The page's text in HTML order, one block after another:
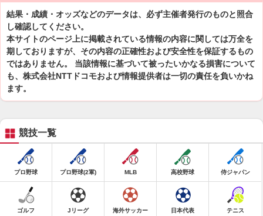
結果・成績・オッズなどのデータは、必ず主催者発行のものと照合
し確認してください。
本サイトのページ上に掲載されている情報の内容に関しては万全を
期しておりますが、その内容の正確性および安全性を保証するもの
ではありません。 当該情報に基づいて被ったいかなる損害について
も、株式会社NTTドコモおよび情報提供者は一切の責任を負いかね
ます。
競技一覧
プロ野球 プロ野球(2軍) MLB 高校野球 侍ジャパン
ゴルフ Jリーグ 海外サッカー 日本代表 テニス